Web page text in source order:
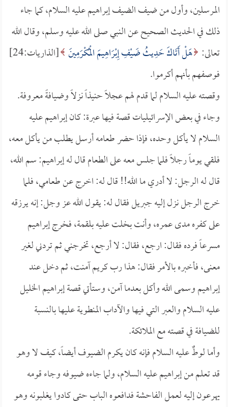
المرسلين، وأول من ضيف الضيف إبراهيم عليه السلام، كما جاء
ذلك في الحديث الصحيح عن النبي صلى الله عليه وسلم، وقال الله
تعالى: هَلْ أَتَاكَ حَدِيثُ ضَيْفِ إِبْرَاهِيمَ الْمُكْرَمِينَ
[الذاريات:24]
فوصفهم بأنهم أكرموا.
وقصته عليه السلام لما قدم لهم عجلاً حنيذاً نزلاً وضيافةً معروفة.
وجاء في بعض الإسرائيليات قصة فيها عبرة: كان إبراهيم عليه
السلام لا يأكل وحده، فإذا حضر طعامه أرسل يطلب من يأكل معه،
فلقي يوماً رجلاً فلما جلس معه على الطعام قال له إبراهيم: سم الله،
قال له الرجل: لا أدري ما الله!! قال له: اخرج عن طعامي، فلما
خرج الرجل نزل إليه جبريل فقال له: يقول الله عز وجل: إنه يرزقه
على كفره مدى عمره، وأنت بخلت عليه بلقمة، فخرج إبراهيم
مسرعاً فرده فقال: ارجع، فقال: لا أرجع، تخرجني ثم تردني لغير
معنى، فأخبره بالأمر فقال: هذا رب كريم آمنت، ثم دخل عند
إبراهيم وسمى الله وأكل بعدما آمن، وستأتي قصة إبراهيم الخليل
عليه السلام والعبر التي فيها والآداب المنطوية عليها بالنسبة
للضيافة في قصته مع الملائكة.
وأما لوطٌ عليه السلام فإنه كان يكرم الضيوف أيضاً، كيف لا وهو
قد تعلم من إبراهيم عليه السلام، ولما جاءه ضيوفه وجاء قومه
يهرعون إليه لعمل الفاحشة فدافعوه الباب حتى كادوا يغلبونه وهو